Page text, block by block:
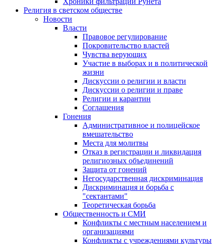
Религия в светском обществе
Новости
Власти
Правовое регулирование
Покровительство властей
Чувства верующих
Участие в выборах и в политической
жизни
Дискуссии о религии и власти
Дискуссии о религии и праве
Религии и карантин
Соглашения
Гонения
Административное и полицейское
вмешательство
Места для молитвы
Отказ в регистрации и ликвидация
религиозных объединений
Защита от гонений
Негосударственная дискриминация
Дискриминация и борьба с
"сектантами"
Теоретическая борьба
Общественность и СМИ
Конфликты с местным населением и
организациями
Конфликты с учреждениями культуры